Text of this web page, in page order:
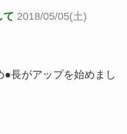
て 2018/05/05(土)
長がアップを始めまし